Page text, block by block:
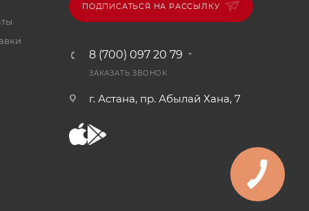
ПОДПИСАТЬСЯ НА РАССЫЛКУ
8 (700) 097 20 79
ЗАКАЗАТЬ ЗВОНОК
г. Астана, пр. Абылай Хана, 7